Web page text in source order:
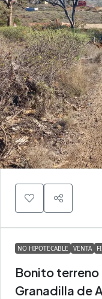
NO HIPOTECABLE VENTA
Bonito terreno
Granadilla de